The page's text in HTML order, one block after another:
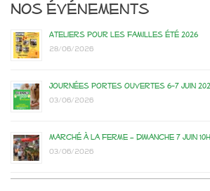
Nos événements
Ateliers pour les familles été 2026
28/06/2026
Journées portes ouvertes 6-7 juin
03/06/2026
Marché à la ferme – dimanche 7 juin
03/06/2026